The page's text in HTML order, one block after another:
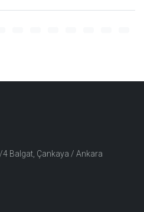
Balgat, Çankaya / Ankara